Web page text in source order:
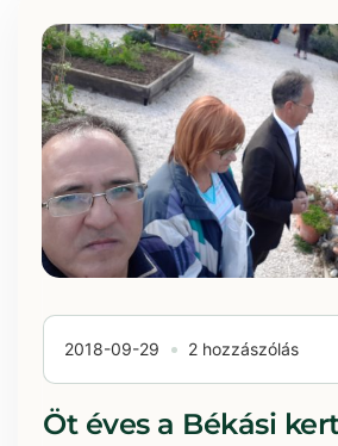
2018-09-29 2 hozzászólás
Öt éves a Békási